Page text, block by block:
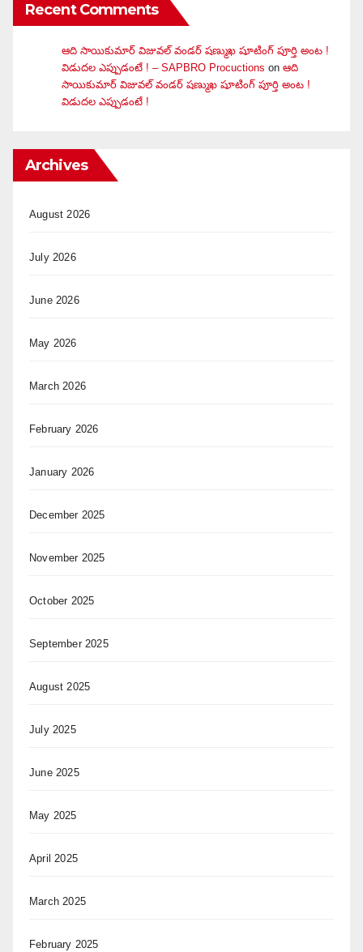
Recent Comments
ఆది సాయికుమార్ విజువ‌ల్ వండ‌ర్ ష‌ణ్ముఖ షూటింగ్ పూర్తి అంట !
విడుదల ఎప్పుడంటే ! – SAPBRO Procuctions on ఆది
సాయికుమార్ విజువ‌ల్ వండ‌ర్ ష‌ణ్ముఖ షూటింగ్ పూర్తి అంట !
విడుదల ఎప్పుడంటే !
Archives
August 2026
July 2026
June 2026
May 2026
March 2026
February 2026
January 2026
December 2025
November 2025
October 2025
September 2025
August 2025
July 2025
June 2025
May 2025
April 2025
March 2025
February 2025